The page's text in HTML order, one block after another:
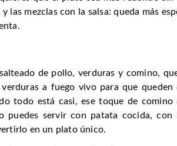
las mezclas con la salsa: queda más
de pollo, verduras y comino,
a fuego vivo para que queden
todo está casi, ese toque de comino
servir con patata cocida, con
en un plato único.